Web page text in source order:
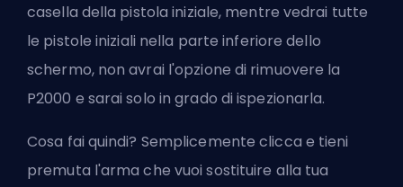
casella della pistola iniziale, mentre vedrai tutte
le pistole iniziali nella parte inferiore dello
schermo, non avrai l'opzione di rimuovere la
P2000 e sarai solo in grado di ispezionarla.
Cosa fai quindi? Semplicemente clicca e tieni
premuta l'arma che vuoi sostituire alla tua